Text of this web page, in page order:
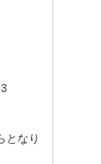
となり